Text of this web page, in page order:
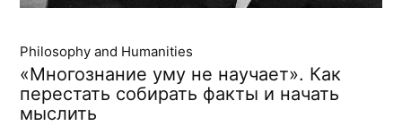
Philosophy and Humanities
«Многознание уму не научает». Как
перестать собирать факты и начать
мыслить